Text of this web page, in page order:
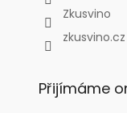
Zkusvino
zkusvino.cz
Přijímáme